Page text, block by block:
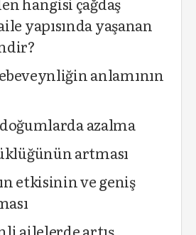
yapısında yaşanan
anlamının
azalma
artması
etkisinin ve geniş
ailelerde artış